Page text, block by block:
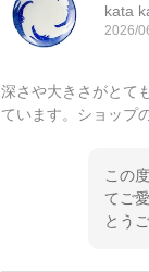
kata
2026/
深さや大きさがとて
ています。ショップ
この
てご
とう